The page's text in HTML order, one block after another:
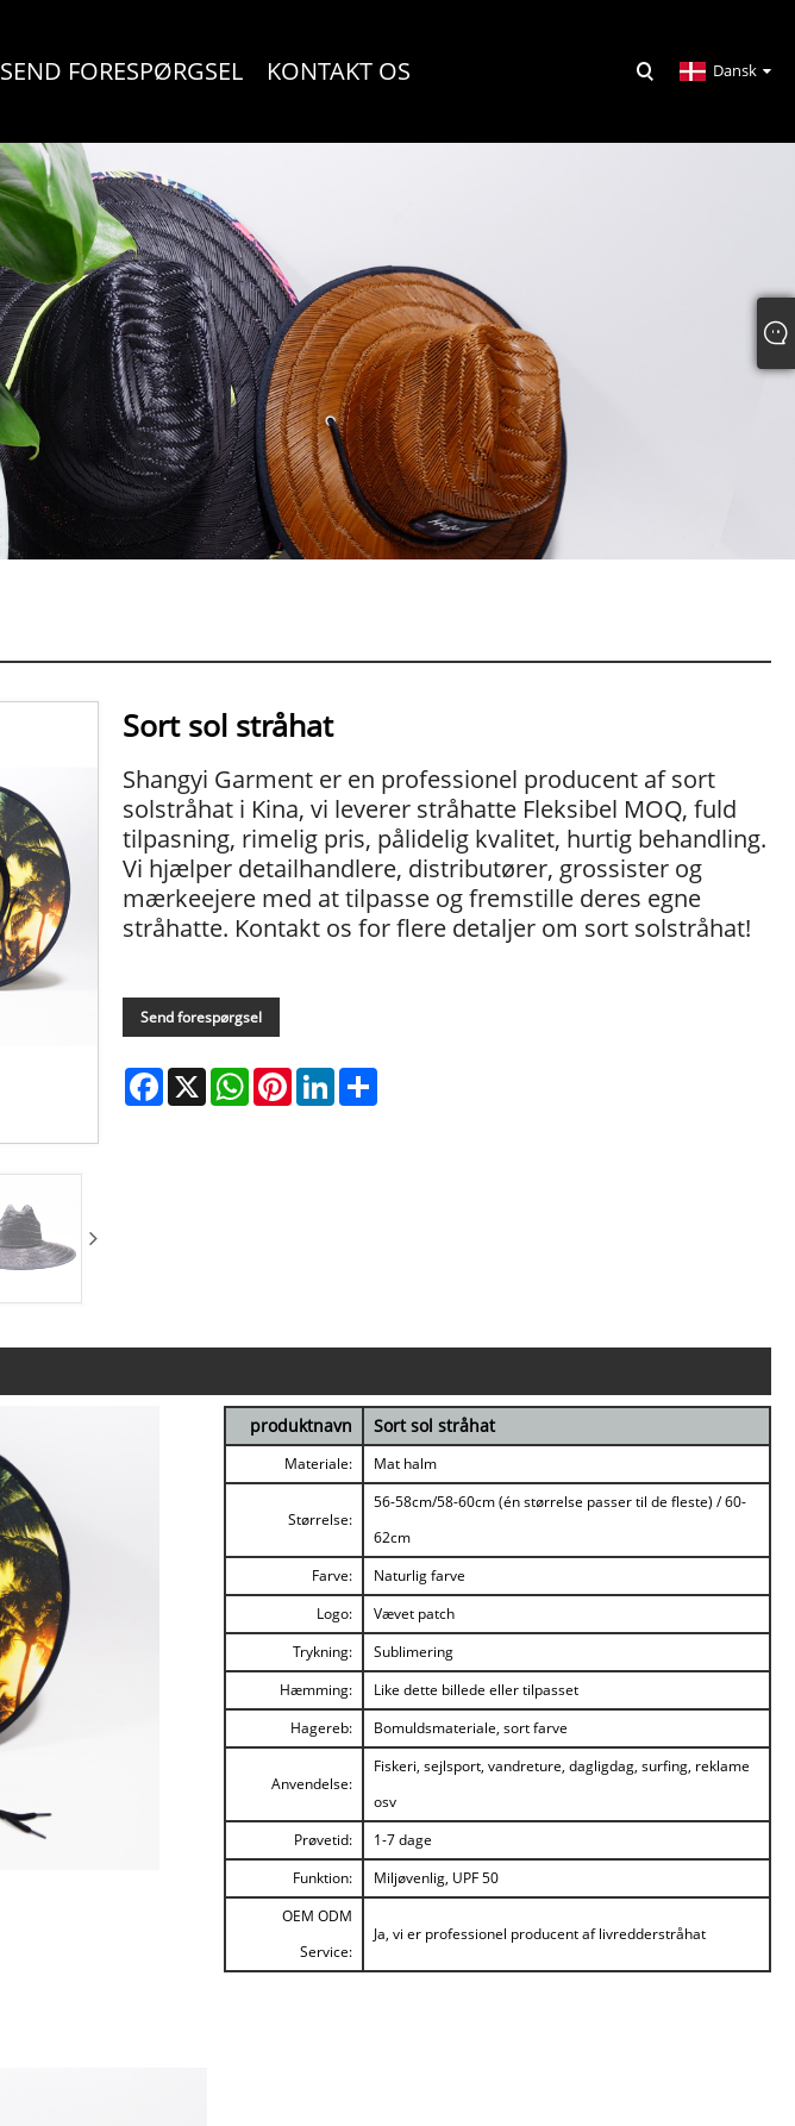
SEND FORESPØRGSEL KONTAKT OS Dansk
Sort sol stråhat
Shangyi Garment er en professionel producent af sort
solstråhat i Kina, vi leverer stråhatte Fleksibel MOQ, fuld
tilpasning, rimelig pris, pålidelig kvalitet, hurtig behandling.
Vi hjælper detailhandlere, distributører, grossister og
mærkeejere med at tilpasse og fremstille deres egne
stråhatte. Kontakt os for flere detaljer om sort solstråhat!
Send forespørgsel
Facebook
X WhatsApp
PinterestLinkedIn
produktnavn Sort sol stråhat
Materiale: Mat halm
Størrelse:
56-58cm/58-60cm (én størrelse passer til de fleste) / 60-
62cm
Farve:
Naturlig farve
Logo:
Vævet patch
Trykning:
Sublimering
Hæmming:
Like dette billede eller tilpasset
Hagereb:
Bomuldsmateriale, sort farve
Anvendelse:
Fiskeri, sejlsport, vandreture, dagligdag, surfing, reklame
osv
Prøvetid:
1-7 dage
Funktion:
Miljøvenlig, UPF 50
OEM ODM
Service:
Ja, vi er professionel producent af livredderstråhat